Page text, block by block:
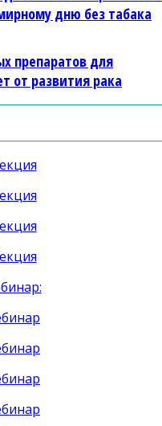
дню без табака
препаратов для
от развития рака